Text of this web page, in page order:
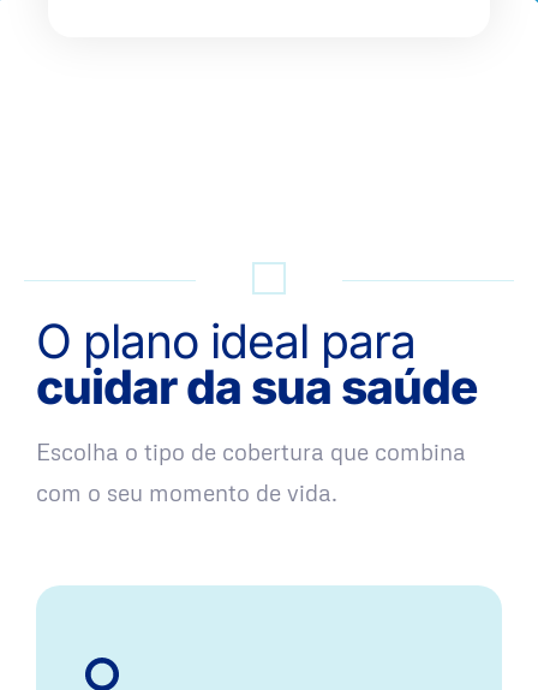
O plano ideal para
cuidar da sua saúde
Escolha o tipo de cobertura que combina
com o seu momento de vida.